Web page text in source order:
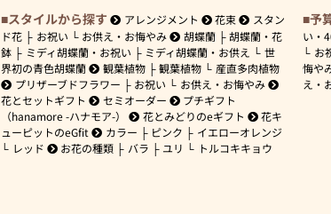
スタイルから探す アレンジメント 花束
スタン
ド花
お祝い お供え・お悔やみ 胡蝶蘭
胡蝶蘭・花
鉢
ミディ胡蝶蘭・お祝い ミディ胡蝶蘭・お供え
世
界初の青色胡蝶蘭
観葉植物 観葉植物
産直多肉植物
プリザーブドフラワー
お祝い
お供え・お悔やみ
花とセットギフト
セミオーダー
プチギフト
（hanamore -ハナモア-）
花とみどりのeギフト
花キ
ューピットのeGfit
カラー ピンク
イエローオレンジ
レッド
お花の種類 バラ ユリ トルコキキョウ
予
い・
お
悔や
え・